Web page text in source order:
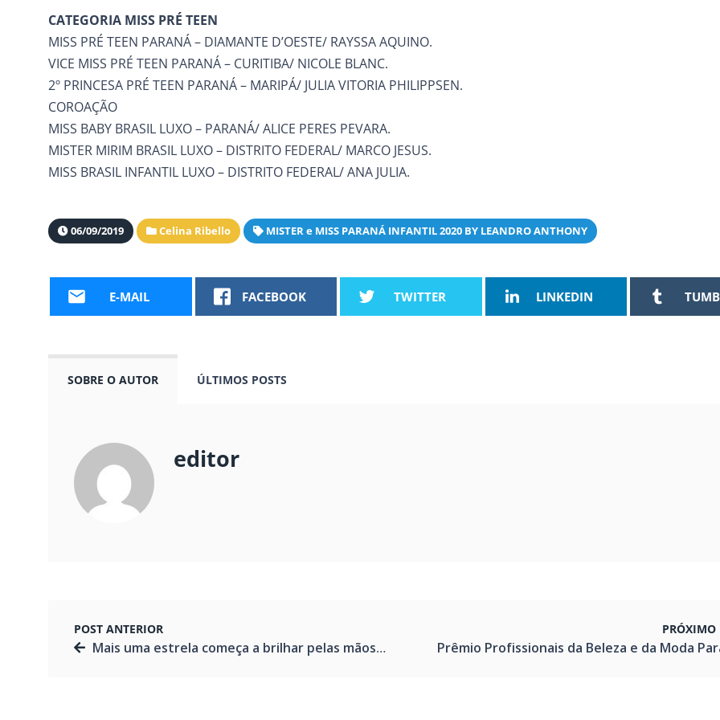
CATEGORIA MISS PRÉ TEEN
MISS PRÉ TEEN PARANÁ – DIAMANTE D’OESTE/ RAYSSA AQUINO.
VICE MISS PRÉ TEEN PARANÁ – CURITIBA/ NICOLE BLANC.
2º PRINCESA PRÉ TEEN PARANÁ – MARIPÁ/ JULIA VITORIA PHILIPPSEN.
COROAÇÃO
MISS BABY BRASIL LUXO – PARANÁ/ ALICE PERES PEVARA.
MISTER MIRIM BRASIL LUXO – DISTRITO FEDERAL/ MARCO JESUS.
MISS BRASIL INFANTIL LUXO – DISTRITO FEDERAL/ ANA JULIA.
06/09/2019 Celina Ribello MISTER e MISS PARANÁ INFANTIL 2020 BY LEANDRO ANTHONY
E-MAIL FACEBOOK TWITTER LINKEDIN
SOBRE O AUTOR ÚLTIMOS POSTS
editor
POST ANTERIOR
Mais uma estrela começa a brilhar pelas mãos do produtor Victor Sálvaro.
PRÓXIMO